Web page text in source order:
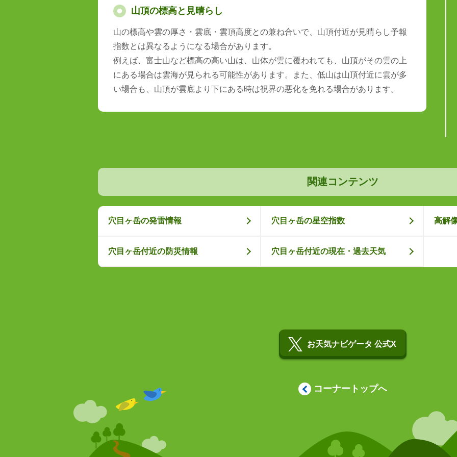
山頂の標高と見晴らし
山の標高や雲の厚さ・雲底・雲頂高度との兼ね合いで、山頂付近が見晴らし予報
指数とは異なるようになる場合があります。
例えば、富士山など標高の高い山は、山体が雲に覆われても、山頂がその雲の上
にある場合は雲海が見られる可能性があります。また、低山は山頂付近に雲が多
い場合も、山頂が雲底より下にある時は視界の悪化を免れる場合があります。
関連コンテンツ
穴目ヶ岳の発雷情報 穴目ヶ岳の星空指数 高解
穴目ヶ岳付近の防災情報 穴目ヶ岳付近の現在・過去天気
お天気ナビゲータ 公式X
コーナートップへ